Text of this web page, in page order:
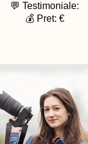
💬 Testimoniale:
💰 Pret: €